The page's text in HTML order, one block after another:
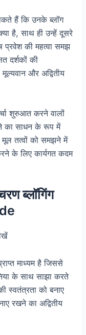
हैं कि उनके ब्लॉग
है, साथ ही उन्हें दूसरे
प्रवेश की महत्वा समझ
दर्शकों की
और अद्वितीय
शुरुआत करने वालों
का साधन के रूप में
तत्वों को समझने में
के लिए कार्यगत कदम
ब्लॉगिंग
माध्यम है जिससे
के साथ साझा करते
स्वतंत्रता को बनाए
रखने का अद्वितीय